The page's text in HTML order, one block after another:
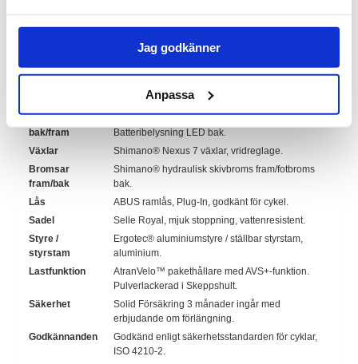
Jag godkänner
Anpassa
punkteringsskydd och reflexsida.
Fälg:
Schurmann aluminium dubbelvägg.
DT Swiss extra förstärkta.
Belysning
bak/fram
Shimano® navdynamo LED fram, on/off.
Batteribelysning LED bak.
Växlar
Shimano® Nexus 7 växlar, vridreglage.
Bromsar
fram/bak
Shimano® hydraulisk skivbroms fram/fotbroms
bak.
Lås
ABUS ramlås, Plug-In, godkänt för cykel.
Sadel
Selle Royal, mjuk stoppning, vattenresistent.
Styre /
styrstam
Ergotec® aluminiumstyre / ställbar styrstam,
aluminium.
Lastfunktion
AtranVelo™ pakethållare med AVS+-funktion.
Pulverlackerad i Skeppshult.
Säkerhet
Solid Försäkring 3 månader ingår med
erbjudande om förlängning.
Godkännanden
Godkänd enligt säkerhetsstandarden för cyklar,
ISO 4210-2.